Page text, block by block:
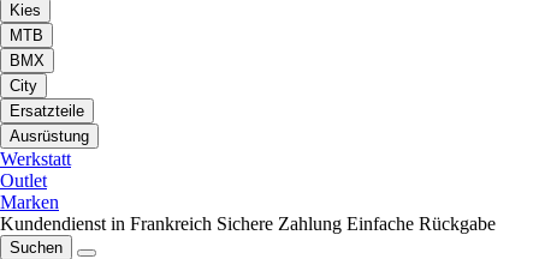
Kies
MTB
BMX
City
Ersatzteile
Ausrüstung
Werkstatt
Outlet
Marken
Kundendienst in Frankreich Sichere Zahlung Einfache Rückgabe
Suchen